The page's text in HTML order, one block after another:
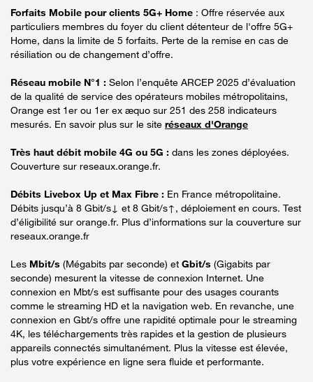
Forfaits Mobile pour clients 5G+ Home : Offre réservée aux
particuliers membres du foyer du client détenteur de l'offre 5G+
Home, dans la limite de 5 forfaits. Perte de la remise en cas de
résiliation ou de changement d’offre.
Réseau mobile N°1 : Selon l’enquête ARCEP 2025 d’évaluation
de la qualité de service des opérateurs mobiles métropolitains,
Orange est 1er ou 1er ex æquo sur 251 des 258 indicateurs
mesurés. En savoir plus sur le site réseaux d'Orange
Très haut débit mobile 4G ou 5G : dans les zones déployées.
Couverture sur reseaux.orange.fr.
Débits Livebox Up et Max Fibre : En France métropolitaine.
Débits jusqu’à 8 Gbit/s↓ et 8 Gbit/s↑, déploiement en cours. Test
d’éligibilité sur orange.fr. Plus d’informations sur la couverture sur
reseaux.orange.fr
Les Mbit/s (Mégabits par seconde) et Gbit/s (Gigabits par
seconde) mesurent la vitesse de connexion Internet. Une
connexion en Mbt/s est suffisante pour des usages courants
comme le streaming HD et la navigation web. En revanche, une
connexion en Gbt/s offre une rapidité optimale pour le streaming
4K, les téléchargements très rapides et la gestion de plusieurs
appareils connectés simultanément. Plus la vitesse est élevée,
plus votre expérience en ligne sera fluide et performante.